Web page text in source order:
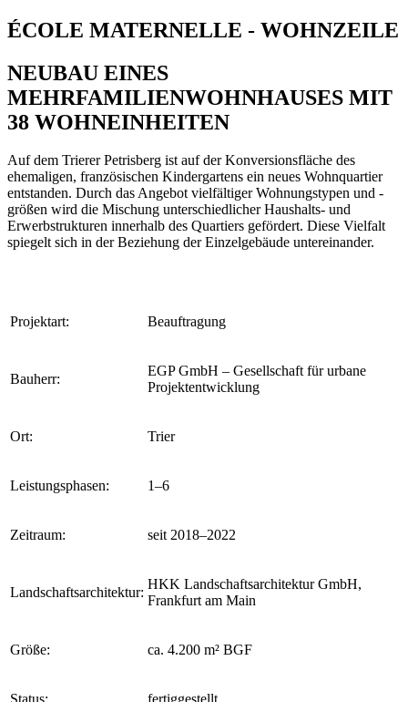
ÉCOLE MATERNELLE - WOHNZEILE
NEUBAU EINES
MEHRFAMILIENWOHNHAUSES MIT
38 WOHNEINHEITEN
Auf dem Trierer Petrisberg ist auf der Konversionsfläche des
ehemaligen, französischen Kindergartens ein neues Wohnquartier
entstanden. Durch das Angebot vielfältiger Wohnungstypen und -
größen wird die Mischung unterschiedlicher Haushalts- und
Erwerbstrukturen innerhalb des Quartiers gefördert. Diese Vielfalt
spiegelt sich in der Beziehung der Einzelgebäude untereinander.
Projektart: Beauftragung
Bauherr:
EGP GmbH – Gesellschaft für urbane
Projektentwicklung
Ort: Trier
Leistungsphasen: 1–6
Zeitraum: seit 2018–2022
Landschaftsarchitektur:
HKK Landschaftsarchitektur GmbH,
Frankfurt am Main
Größe: ca. 4.200 m² BGF